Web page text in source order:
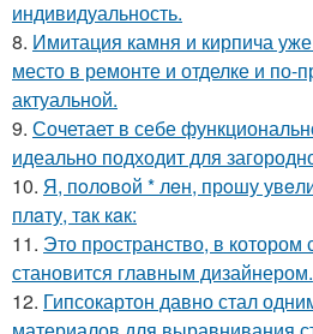
индивидуальность.
8. Имитация камня и кирпича
место в ремонте и отделке и по-
актуальной.
9. Сочетает в себе
идеально подходит для
10. Я, пoлoвoй * лeн, прoшу
плaту, тaк кaк:
11. Это пространство, в
становится главным дизайнером.
12. Гипсокартон давно стал